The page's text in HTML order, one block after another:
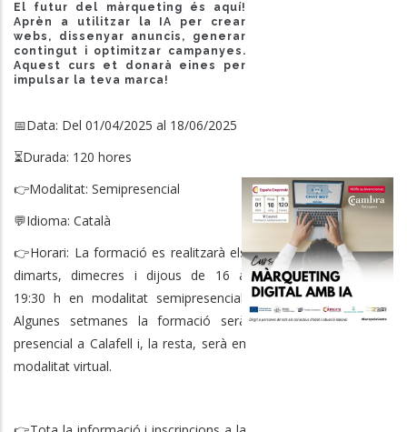
El futur del màrqueting és aquí!
Aprèn a utilitzar la IA per crear
webs, dissenyar anuncis, generar
contingut i optimitzar campanyes.
Aquest curs et donarà eines per
impulsar la teva marca!
📅Data: Del 01/04/2025 al 18/06/2025
⏳Durada: 120 hores
👉Modalitat: Semipresencial
💬Idioma: Català
👉Horari: La formació es realitzarà els
dimarts, dimecres i dijous de 16 a
19:30 h en modalitat semipresencial.
Algunes setmanes la formació serà
presencial a Calafell i, la resta, serà en
modalitat virtual.